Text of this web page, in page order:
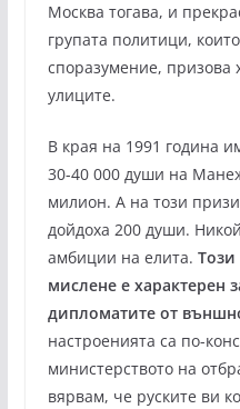
Москва тогава, и
групата политици,
споразумение, призова
улиците.
В края на 1991 година
30-40 000 души на
милион. А на този
дойдоха 200 души.
амбиции на елита.
мислене е характерен
дипломатите от
настроенията са по-
министерството на
вярвам, че руските ви